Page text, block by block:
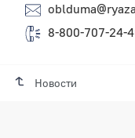
8-800-707-24-
Новости